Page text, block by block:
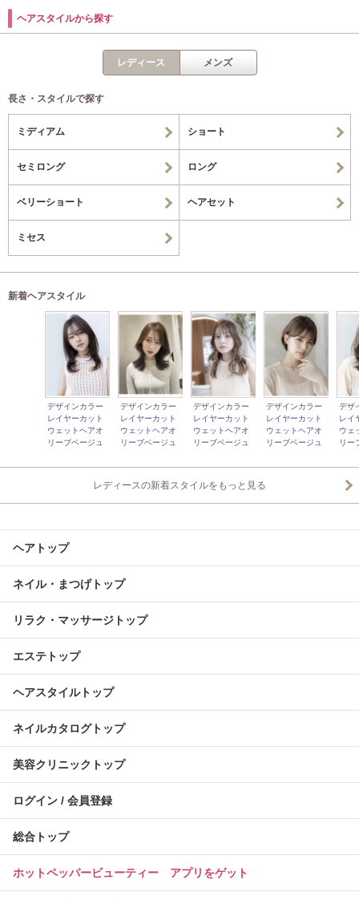
ヘアスタイルから探す
レディース メンズ
長さ・スタイルで探す
ミディアム ショート
セミロング ロング
ベリーショート ヘアセット
ミセス
新着ヘアスタイル
デザインカラー
レイヤーカット
ウェットヘアオ
リーブベージュ
デザインカラー
レイヤーカット
ウェットヘアオ
リーブベージュ
デザインカラー
レイヤーカット
ウェットヘアオ
リーブベージュ
デザインカラー
レイヤーカット
ウェットヘアオ
リーブベージュ
デザ
レイ
ウェ
リー
レディースの新着スタイルをもっと見る
ヘアトップ
ネイル・まつげトップ
リラク・マッサージトップ
エステトップ
ヘアスタイルトップ
ネイルカタログトップ
美容クリニックトップ
ログイン / 会員登録
総合トップ
ホットペッパービューティー アプリをゲット